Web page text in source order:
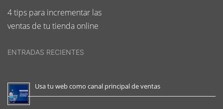
4 tips para incrementar las
ventas de tu tienda online
ENTRADAS RECIENTES
Usa tu web como canal principal de ventas